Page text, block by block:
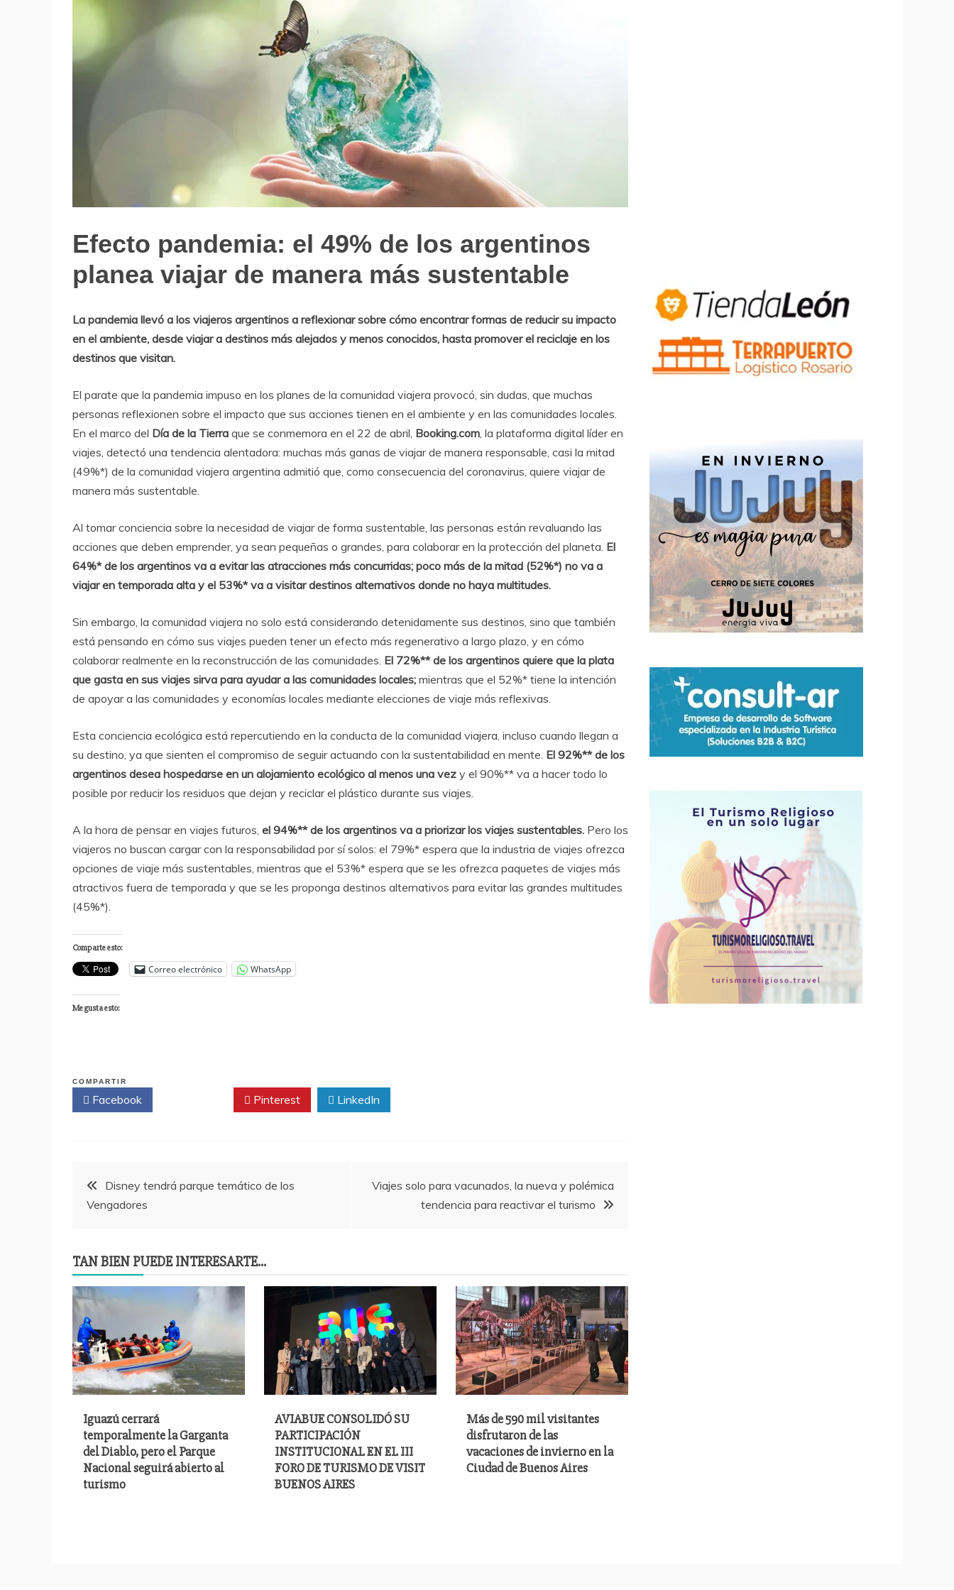
Noticias
Turismo
Efecto pandemia: el 49% de los argentinos
planea viajar de manera más sustentable
La pandemia llevó a los viajeros argentinos a reflexionar sobre cómo encontrar formas de reducir su impacto
en el ambiente, desde viajar a destinos más alejados y menos conocidos, hasta promover el reciclaje en los
destinos que visitan.
El parate que la pandemia impuso en los planes de la comunidad viajera provocó, sin dudas, que muchas
personas reflexionen sobre el impacto que sus acciones tienen en el ambiente y en las comunidades locales.
En el marco del Día de la Tierra que se conmemora en el 22 de abril, Booking.com, la plataforma digital líder en
viajes, detectó una tendencia alentadora: muchas más ganas de viajar de manera responsable, casi la mitad
(49%*) de la comunidad viajera argentina admitió que, como consecuencia del coronavirus, quiere viajar de
manera más sustentable.
Al tomar conciencia sobre la necesidad de viajar de forma sustentable, las personas están revaluando las
acciones que deben emprender, ya sean pequeñas o grandes, para colaborar en la protección del planeta. El
64%* de los argentinos va a evitar las atracciones más concurridas; poco más de la mitad (52%*) no va a
viajar en temporada alta y el 53%* va a visitar destinos alternativos donde no haya multitudes.
Sin embargo, la comunidad viajera no solo está considerando detenidamente sus destinos, sino que también
está pensando en cómo sus viajes pueden tener un efecto más regenerativo a largo plazo, y en cómo
colaborar realmente en la reconstrucción de las comunidades. El 72%** de los argentinos quiere que la plata
que gasta en sus viajes sirva para ayudar a las comunidades locales; mientras que el 52%* tiene la intención
de apoyar a las comunidades y economías locales mediante elecciones de viaje más reflexivas.
Esta conciencia ecológica está repercutiendo en la conducta de la comunidad viajera, incluso cuando llegan a
su destino, ya que sienten el compromiso de seguir actuando con la sustentabilidad en mente. El 92%** de los
argentinos desea hospedarse en un alojamiento ecológico al menos una vez y el 90%** va a hacer todo lo
posible por reducir los residuos que dejan y reciclar el plástico durante sus viajes.
A la hora de pensar en viajes futuros, el 94%** de los argentinos va a priorizar los viajes sustentables. Pero los
viajeros no buscan cargar con la responsabilidad por sí solos: el 79%* espera que la industria de viajes ofrezca
opciones de viaje más sustentables, mientras que el 53%* espera que se les ofrezca paquetes de viajes más
atractivos fuera de temporada y que se les proponga destinos alternativos para evitar las grandes multitudes
(45%*).
Comparte esto:
Correo electrónico WhatsApp
Me gusta esto:
COMPARTIR
Facebook Pinterest LinkedIn
Navegación
de
entradas
Disney tendrá parque temático de los
Vengadores
Viajes solo para vacunados, la nueva y polémica
tendencia para reactivar el turismo
TAN BIEN PUEDE INTERESARTE...
Iguazú cerrará
temporalmente la Garganta
del Diablo, pero el Parque
Nacional seguirá abierto al
turismo
AVIABUE CONSOLIDÓ SU
PARTICIPACIÓN
INSTITUCIONAL EN EL III
FORO DE TURISMO DE VISIT
BUENOS AIRES
Más de 590 mil visitantes
disfrutaron de las
vacaciones de invierno en la
Ciudad de Buenos Aires